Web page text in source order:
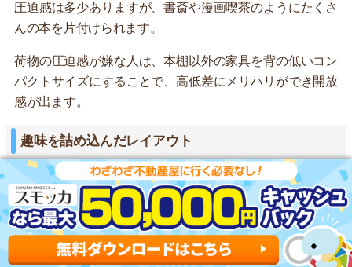
圧迫感は多少ありますが、書斎や漫画喫茶のようにたくさ
んの本を片付けられます。
荷物の圧迫感が嫌な人は、本棚以外の家具を背の低いコン
パクトサイズにすることで、高低差にメリハリができ開放
感が出ます。
趣味を詰め込んだレイアウト